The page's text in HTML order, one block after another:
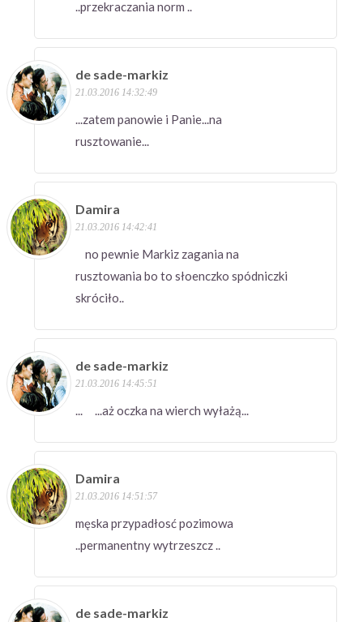
..przekraczania norm ..
de sade-markiz
21.03.2016 14:32:49
...zatem panowie i Panie...na
rusztowanie...
Damira
21.03.2016 14:42:41
no pewnie Markiz zagania na
rusztowania bo to słoenczko spódniczki
skróciło..
de sade-markiz
21.03.2016 14:45:51
... ...aż oczka na wierch wyłażą...
Damira
21.03.2016 14:51:57
męska przypadłosć pozimowa
..permanentny wytrzeszcz ..
de sade-markiz